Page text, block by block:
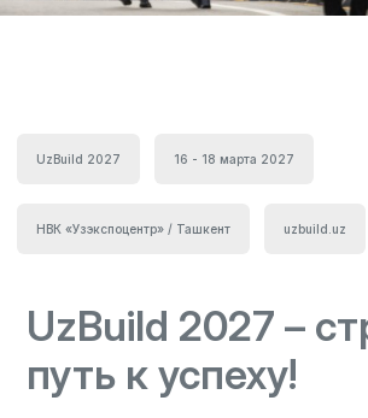
UzBuild 2027 16 - 18 марта 2027
НВК «Узэкспоцентр» / Ташкент uzbuild.uz
UzBuild 2027 –
путь к успеху!